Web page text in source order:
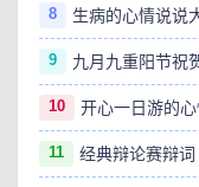
8 生病的心情说说
9 九月九重阳节祝
10 开心一日游的心
11 经典辩论赛辩词